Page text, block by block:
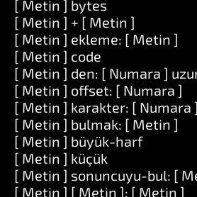
[ Metin ] bytes
[ Metin ] + [ Metin ]
[ Metin ] ekleme: [ Metin ]
[ Metin ] code
[ Metin ] den: [ Numara ]
[ Metin ] offset: [ Numara ]
[ Metin ] karakter: [ Numara ]
[ Metin ] bulmak: [ Metin ]
[ Metin ] büyük-harf
[ Metin ] küçük
[ Metin ] sonuncuyu-bul: [
[ Metin ] [ Metin ]: [ Metin ]